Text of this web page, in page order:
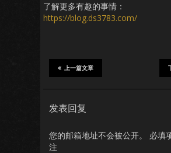
了解更多有趣的事情：
https://blog.ds3783.com/
上一篇文章
发表回复
您的邮箱地址不会被公开。 必填
注